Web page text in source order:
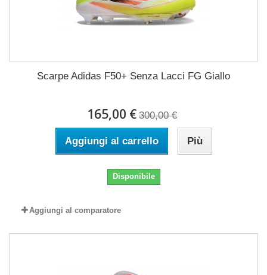
Scarpe Adidas F50+ Senza Lacci FG Giallo
165,00 € 300,00 €
Aggiungi al carrello Più
Disponibile
Aggiungi al comparatore